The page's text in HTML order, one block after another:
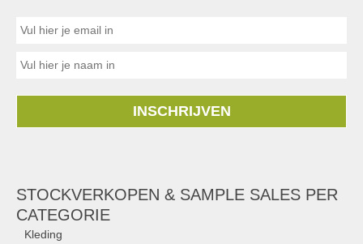
INSCHRIJVEN
STOCKVERKOPEN & SAMPLE SALES PER
CATEGORIE
Kleding